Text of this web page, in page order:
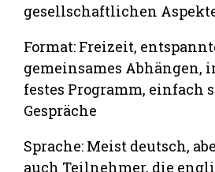
gesellschaftlichen
Format: Freizeit,
gemeinsames Abhängen,
festes Programm, einfach
Gespräche
Sprache: Meist deutsch,
auch Teilnehmer, die